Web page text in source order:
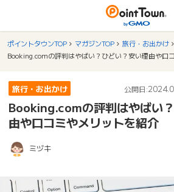
ポイントタウンTOP マガジンTOP
旅行・お出かけ
Booking.comの評判はやばい？ひどい？安い理由や口
旅行・お出かけ 公開日:
Booking.comの評判はやばい
由や口コミやメリットを紹介
ミヅキ